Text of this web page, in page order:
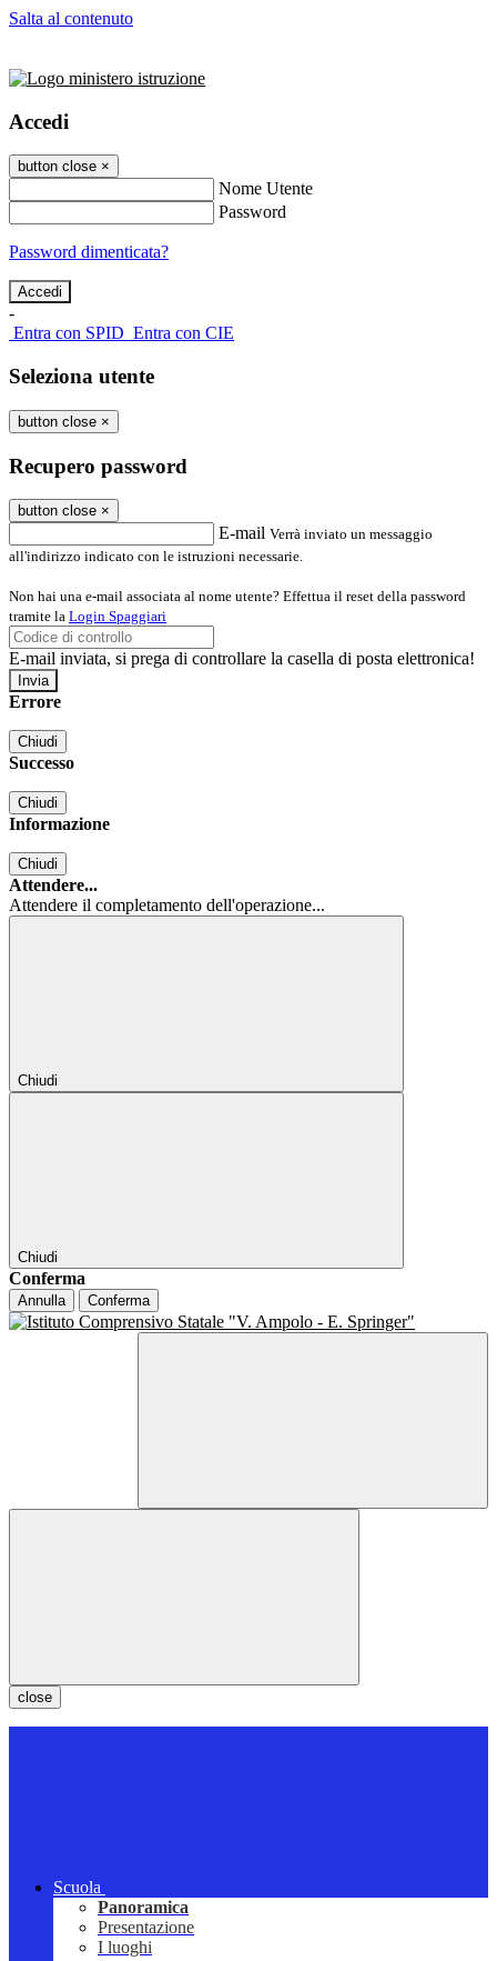
Salta al contenuto
Accedi
button close ×
Nome Utente
Password
Password dimenticata?
-
Entra con SPID Entra con CIE
Seleziona utente
button close ×
Recupero password
button close ×
E-mail Verrà inviato un messaggio
all'indirizzo indicato con le istruzioni necessarie.
Non hai una e-mail associata al nome utente? Effettua il reset della password
tramite la Login Spaggiari
E-mail inviata, si prega di controllare la casella di posta elettronica!
Errore
Chiudi
Successo
Chiudi
Informazione
Chiudi
Attendere...
Attendere il completamento dell'operazione...
Chiudi
Chiudi
Conferma
Annulla Conferma
close
Scuola
Panoramica
Presentazione
I luoghi